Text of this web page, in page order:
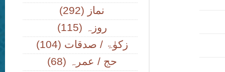
(292) نماز
(115) روزہ
(104) زکوٰۃ / صدقات
(68) حج / عمرہ